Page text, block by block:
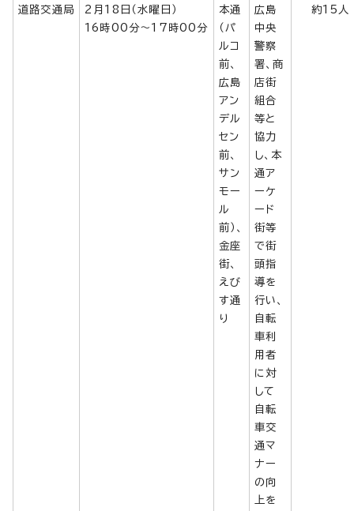
道路交通局
2月18日（水曜日）
16時00分～17時00分
本通
（パ
ルコ
前、
広島
アン
デル
セン
前、
サン
モー
ル
前）、
金座
街、
えび
す通
り
広島
中央
警察
署、商
店街
組合
等と
協力
し、本
通ア
ーケ
ード
街等
で街
頭指
導を
行い、
自転
車利
用者
に対
して
自転
車交
通マ
ナー
の向
上を
約15人